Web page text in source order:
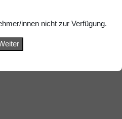
innen nicht zur Verfügung.